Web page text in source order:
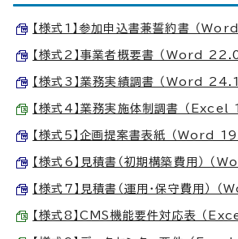
【様式1】参加申込書兼誓約書 （
【様式2】事業者概要書 （Word
【様式3】業務実績調書 （Word
【様式4】業務実施体制調書 （Excel
【様式5】企画提案書表紙 （Word
【様式6】見積書（初期構築費用） （
【様式7】見積書（運用・保守費用）
【様式8】CMS機能要件対応表 （